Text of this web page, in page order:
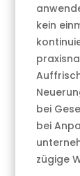
kein
bei
bei
zügige